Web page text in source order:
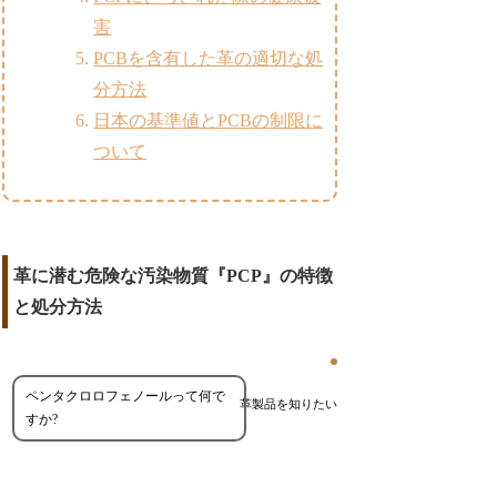
害
PCBを含有した革の適切な処
分方法
日本の基準値とPCBの制限に
ついて
革に潜む危険な汚染物質『PCP』の特徴
と処分方法
革製品を知りたい
ペンタクロロフェノールって何で
すか?